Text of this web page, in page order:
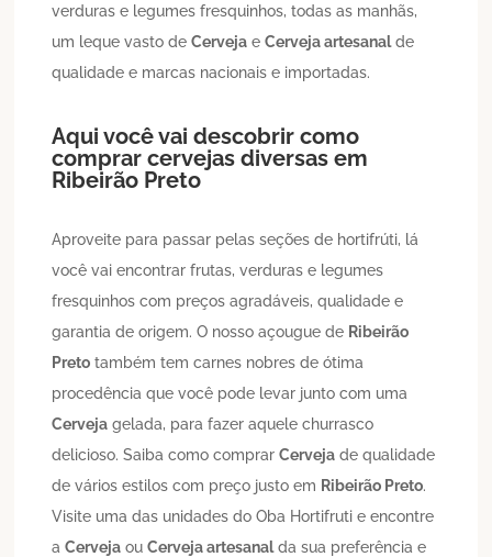
verduras e legumes fresquinhos, todas as manhãs,
um leque vasto deCerveja eCerveja artesanalde
qualidade e marcas nacionais e importadas.
Aqui você vai descobrir como
comprar cervejas diversas em
Ribeirão Preto
Aproveite para passar pelas seções de hortifrúti, lá
você vai encontrar frutas, verduras e legumes
fresquinhos com preços agradáveis, qualidade e
garantia de origem. O nosso açougue de Ribeirão
Preto também tem carnes nobres de ótima
procedência que você pode levar junto com uma
Cerveja gelada, para fazer aquele churrasco
delicioso. Saiba como comprarCerveja de qualidade
de vários estilos com preço justo em Ribeirão Preto.
Visite uma das unidades do Oba Hortifruti e encontre
aCerveja ouCerveja artesanalda sua preferência e